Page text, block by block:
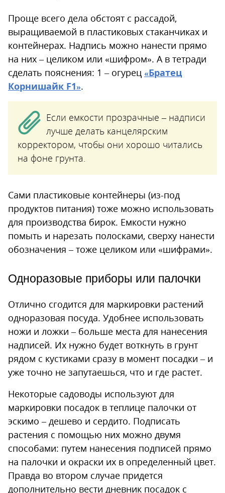
Проще всего дела обстоят с рассадой,
выращиваемой в пластиковых стаканчиках и
контейнерах. Надпись можно нанести прямо
на них – целиком или «шифром». А в тетради
сделать пояснения: 1 – огурец «Братец
Корнишайк F1».
Если емкости прозрачные – надписи
лучше делать канцелярским
корректором, чтобы они хорошо читались
на фоне грунта.
Сами пластиковые контейнеры (из-под
продуктов питания) тоже можно использовать
для производства бирок. Емкости нужно
помыть и нарезать полосками, сверху нанести
обозначения – тоже целиком или «шифрами».
Одноразовые приборы или палочки
Отлично сгодится для маркировки растений
одноразовая посуда. Удобнее использовать
ножи и ложки – больше места для нанесения
надписей. Их нужно будет воткнуть в грунт
рядом с кустиками сразу в момент посадки – и
уже точно не запутаешься, что и где растет.
Некоторые садоводы используют для
маркировки посадок в теплице палочки от
эскимо – дешево и сердито. Подписать
растения с помощью них можно двумя
способами: путем нанесения подписей прямо
на палочки и окраски их в определенный цвет.
Правда во втором случае придется
дополнительно вести дневник посадок с